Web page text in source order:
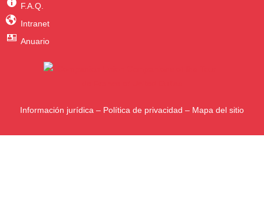
F.A.Q.
Intranet
Anuario
Información jurídica – Política de privacidad – Mapa del sitio